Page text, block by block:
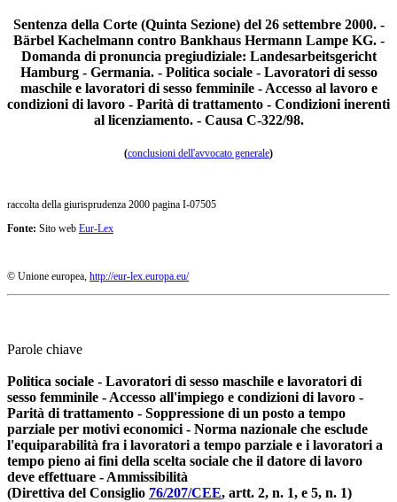
Sentenza della Corte (Quinta Sezione) del 26 settembre 2000. -
Bärbel Kachelmann contro Bankhaus Hermann Lampe KG. -
Domanda di pronuncia pregiudiziale: Landesarbeitsgericht
Hamburg - Germania. - Politica sociale - Lavoratori di sesso
maschile e lavoratori di sesso femminile - Accesso al lavoro e
condizioni di lavoro - Parità di trattamento - Condizioni inerenti
al licenziamento. - Causa C-322/98.
(conclusioni dell'avvocato generale)
raccolta della giurisprudenza 2000 pagina I-07505
Fonte: Sito web Eur-Lex
© Unione europea, http://eur-lex.europa.eu/
Parole chiave
Politica sociale - Lavoratori di sesso maschile e lavoratori di
sesso femminile - Accesso all'impiego e condizioni di lavoro -
Parità di trattamento - Soppressione di un posto a tempo
parziale per motivi economici - Norma nazionale che esclude
l'equiparabilità fra i lavoratori a tempo parziale e i lavoratori a
tempo pieno ai fini della scelta sociale che il datore di lavoro
deve effettuare - Ammissibilità
(Direttiva del Consiglio 76/207/CEE, artt. 2, n. 1, e 5, n. 1)